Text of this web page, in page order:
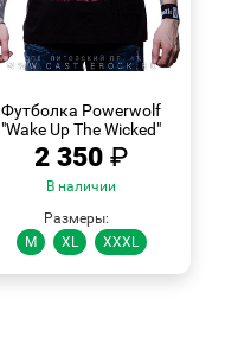
Футболка Powerwolf
"Wake Up The Wicked"
2 350 ₽
В наличии
Размеры:
M
XL XXXL